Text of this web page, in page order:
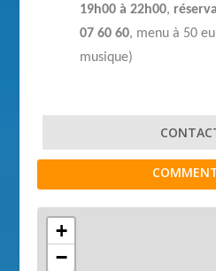
19h00 à 22h00,
07 60 60, menu à 50
musique)
+
−